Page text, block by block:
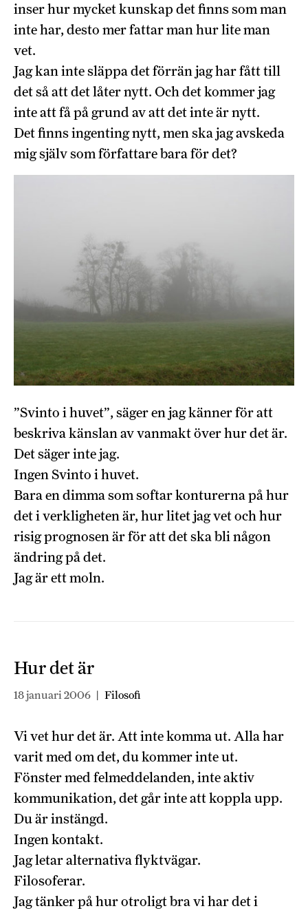
inser hur mycket kunskap det finns som man
inte har, desto mer fattar man hur lite man
vet.
Jag kan inte släppa det förrän jag har fått till
det så att det låter nytt. Och det kommer jag
inte att få på grund av att det inte är nytt.
Det finns ingenting nytt, men ska jag avskeda
mig själv som författare bara för det?
”Svinto i huvet”, säger en jag känner för att
beskriva känslan av vanmakt över hur det är.
Det säger inte jag.
Ingen Svinto i huvet.
Bara en dimma som softar konturerna på hur
det i verkligheten är, hur litet jag vet och hur
risig prognosen är för att det ska bli någon
ändring på det.
Jag är ett moln.
Hur det är
18 januari 2006 | Filosofi
Vi vet hur det är. Att inte komma ut. Alla har
varit med om det, du kommer inte ut.
Fönster med felmeddelanden, inte aktiv
kommunikation, det går inte att koppla upp.
Du är instängd.
Ingen kontakt.
Jag letar alternativa flyktvägar.
Filosoferar.
Jag tänker på hur otroligt bra vi har det i